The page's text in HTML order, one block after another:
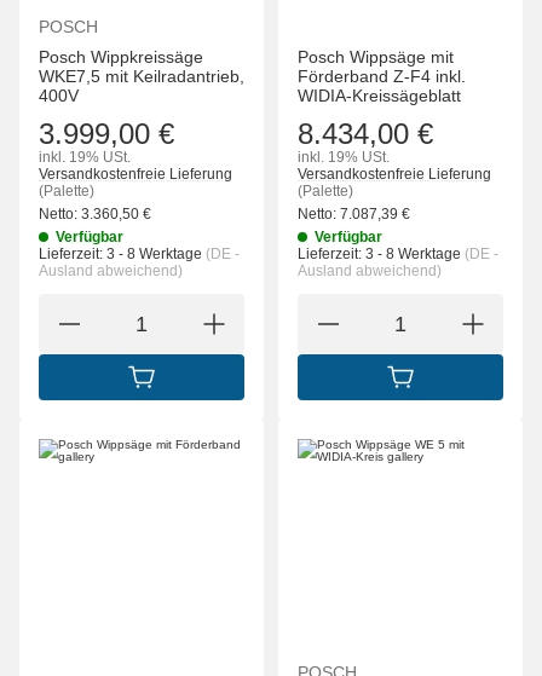
POSCH
Posch Wippkreissäge
WKE7,5 mit Keilradantrieb,
400V
3.999,00 €
inkl. 19% USt.
Versandkostenfreie Lieferung
(Palette)
Netto: 3.360,50 €
Verfügbar
Lieferzeit: 3 - 8 Werktage (DE -
Ausland abweichend)
IN DEN WARENKORB
Posch Wippsäge mit
Förderband Z-F4 inkl.
WIDIA-Kreissägeblatt
8.434,00 €
inkl. 19% USt.
Versandkostenfreie Lieferung
(Palette)
Netto: 7.087,39 €
Verfügbar
Lieferzeit: 3 - 8 Werktage (DE -
Ausland abweichend)
IN DEN